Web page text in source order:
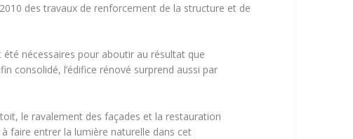
des travaux de renforcement de la structure et de
nécessaires pour aboutir au résultat que
consolidé, l’édifice rénové surprend aussi par
le ravalement des façades et la restauration
faire entrer la lumière naturelle dans cet